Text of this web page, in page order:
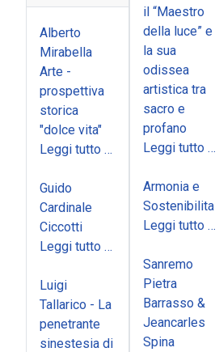
Alberto
Mirabella
Arte -
prospettiva
storica
"dolce vita"
Leggi tutto …
Guido
Cardinale
Ciccotti
Leggi tutto …
Luigi
Tallarico - La
penetrante
sinestesia di
il “Maestro
della luce” e
la sua
odissea
artistica tra
sacro e
profano
Leggi tutto …
Armonia e
Sostenibilita
Leggi tutto …
Sanremo
Pietra
Barrasso &
Jeancarles
Spina